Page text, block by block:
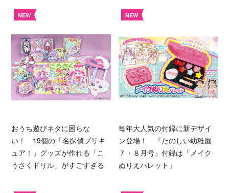
NEW
おうち遊びネタに困らな
い！ 19個の「名探偵プリキ
ュア！」グッズが作れる「こ
うさくドリル」がすごすぎる
NEW
毎年大人気の付録に新デザイ
ン登場！ 『たのしい幼稚園
７・８月号』付録は「メイク
ぬりえパレット」